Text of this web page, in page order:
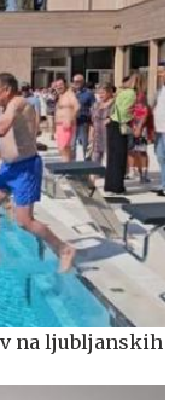
na ljubljanskih